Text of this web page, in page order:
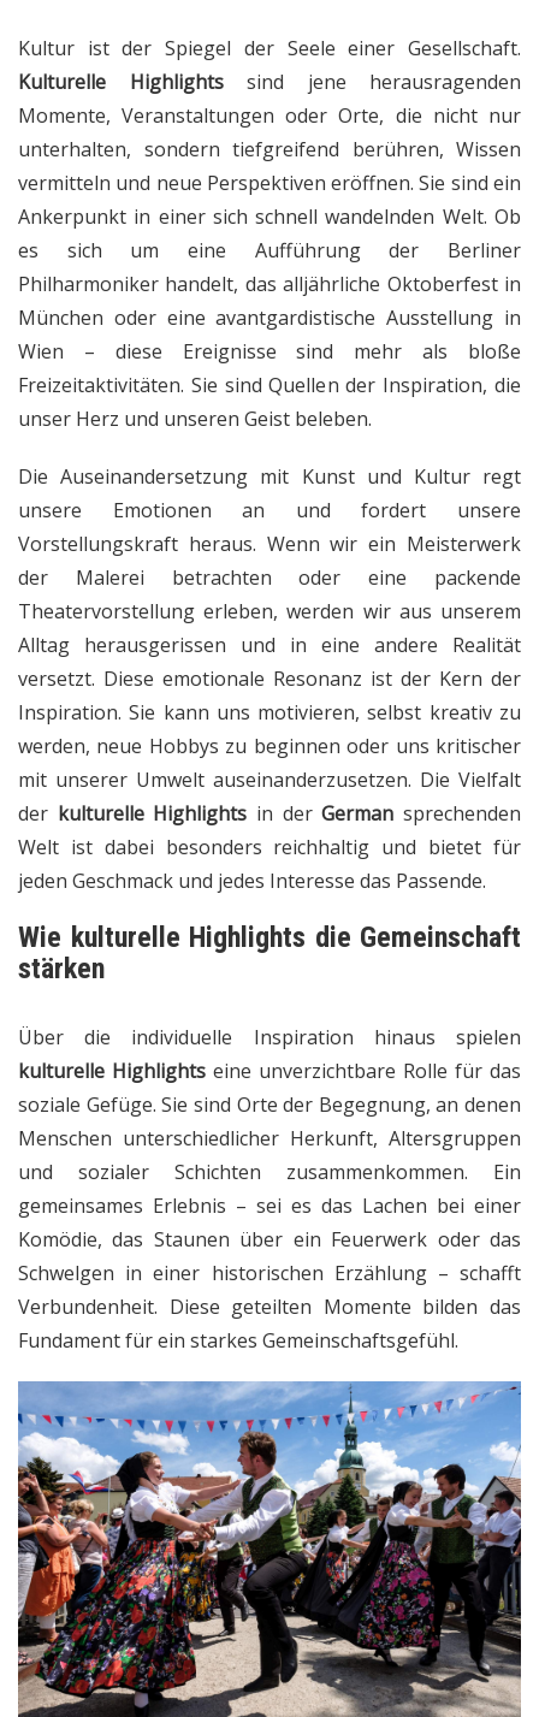
Kultur ist der Spiegel der Seele einer Gesellschaft.
Kulturelle Highlightssind jene herausragenden
Momente, Veranstaltungen oder Orte, die nicht nur
unterhalten, sondern tiefgreifend berühren, Wissen
vermitteln und neue Perspektiven eröffnen. Sie sind ein
Ankerpunkt in einer sich schnell wandelnden Welt. Ob
es sich um eine Aufführung der Berliner
Philharmoniker handelt, das alljährliche Oktoberfest in
München oder eine avantgardistische Ausstellung in
Wien – diese Ereignisse sind mehr als bloße
Freizeitaktivitäten. Sie sind Quellen der Inspiration, die
unser Herz und unseren Geist beleben.
Die Auseinandersetzung mit Kunst und Kultur regt
unsere Emotionen an und fordert unsere
Vorstellungskraft heraus. Wenn wir ein Meisterwerk
der Malerei betrachten oder eine packende
Theatervorstellung erleben, werden wir aus unserem
Alltag herausgerissen und in eine andere Realität
versetzt. Diese emotionale Resonanz ist der Kern der
Inspiration. Sie kann uns motivieren, selbst kreativ zu
werden, neue Hobbys zu beginnen oder uns kritischer
mit unserer Umwelt auseinanderzusetzen. Die Vielfalt
der kulturelle Highlights in derGerman sprechenden
Welt ist dabei besonders reichhaltig und bietet für
jeden Geschmack und jedes Interesse das Passende.
Wie kulturelle Highlights die Gemeinschaft
stärken
Über die individuelle Inspiration hinaus spielen
kulturelle Highlights eine unverzichtbare Rolle für das
soziale Gefüge. Sie sind Orte der Begegnung, an denen
Menschen unterschiedlicher Herkunft, Altersgruppen
und sozialer Schichten zusammenkommen. Ein
gemeinsames Erlebnis – sei es das Lachen bei einer
Komödie, das Staunen über ein Feuerwerk oder das
Schwelgen in einer historischen Erzählung – schafft
Verbundenheit. Diese geteilten Momente bilden das
Fundament für ein starkes Gemeinschaftsgefühl.